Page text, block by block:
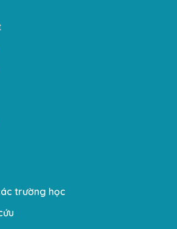
trường học